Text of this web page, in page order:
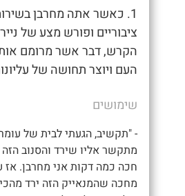
1. כאשר אתה מחרבן
ציבוריים ופורש מצע של
הקרש, דבר אשר מרומם
העם ויוצר תחושה של
שימושים
- "תקשיב, הגעתי לבית של
מתקשר אליו שירד והסנוב הזה
חכה כמה דקות אני מחרבן. אז
מחכה שהמנאייק הזה ירד